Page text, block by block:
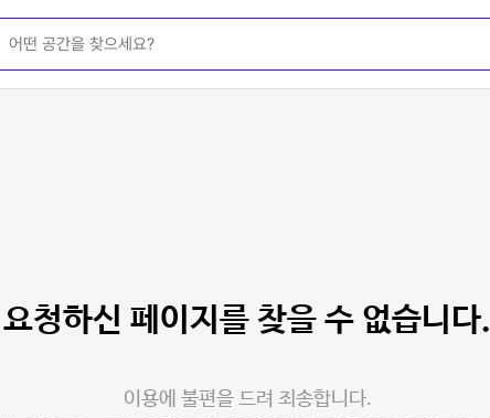
요청하신 페이지를 찾을 수 없습니다.
이용에 불편을 드려 죄송합니다.